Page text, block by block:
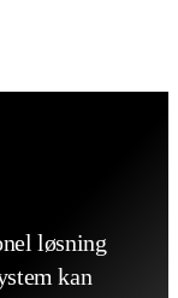
løsning
kan